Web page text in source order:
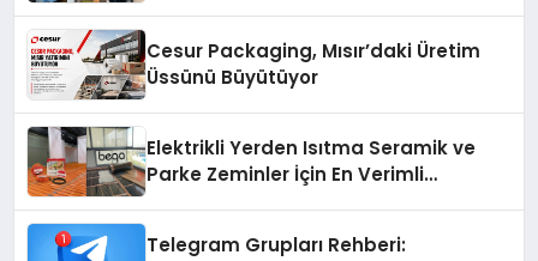
Cesur Packaging, Mısır’daki Üretim
Üssünü Büyütüyor
Elektrikli Yerden Isıtma Seramik ve
Parke Zeminler İçin En Verimli
Telegram Grupları Rehberi: